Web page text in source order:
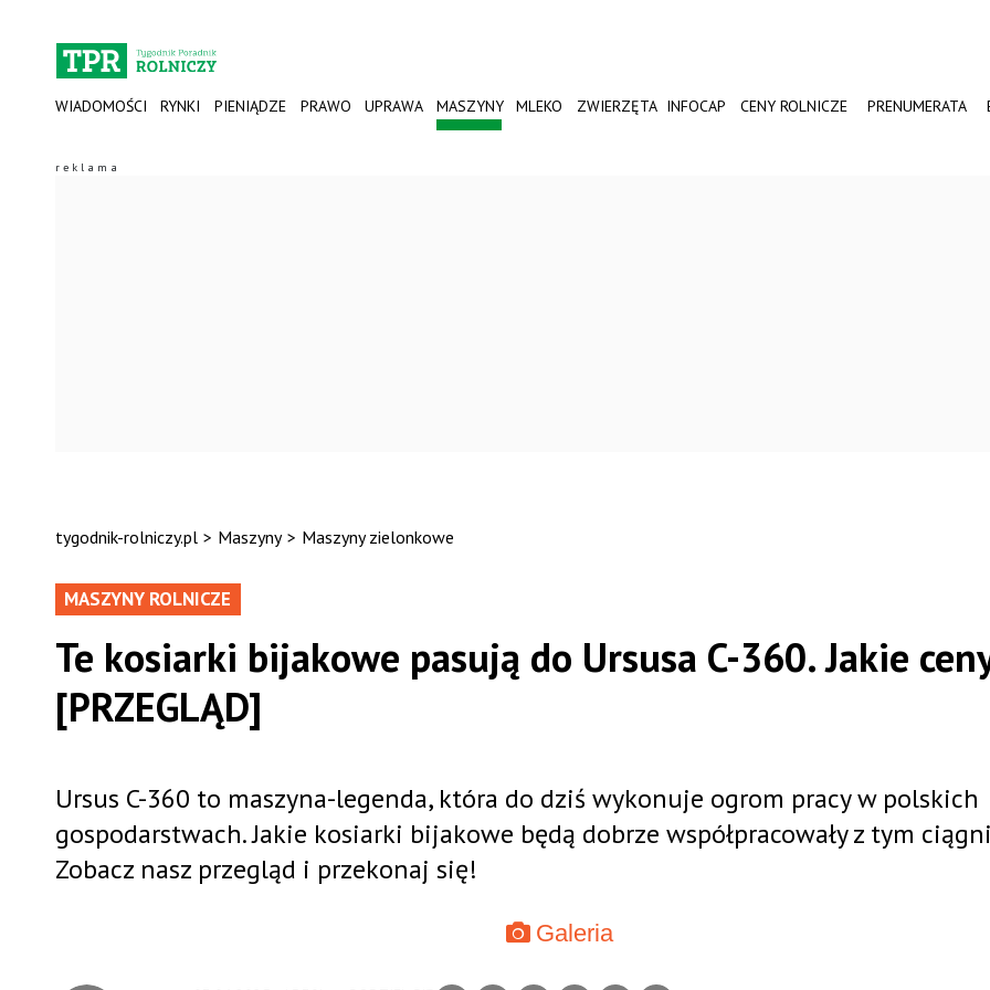
WIADOMOŚCI RYNKI PIENIĄDZE PRAWO UPRAWA MASZYNY MLEKO ZWIERZĘTA INFOCAP CENY ROLNICZE PRENUMERATA
tygodnik-rolniczy.pl > Maszyny > Maszyny zielonkowe
MASZYNY ROLNICZE
Te kosiarki bijakowe pasują do Ursusa C-360. Jakie
[PRZEGLĄD]
Ursus C-360 to maszyna-legenda, która do dziś wykonuje ogrom pracy w polskich
gospodarstwach. Jakie kosiarki bijakowe będą dobrze współpracowały z tym
Zobacz nasz przegląd i przekonaj się!
Galeria